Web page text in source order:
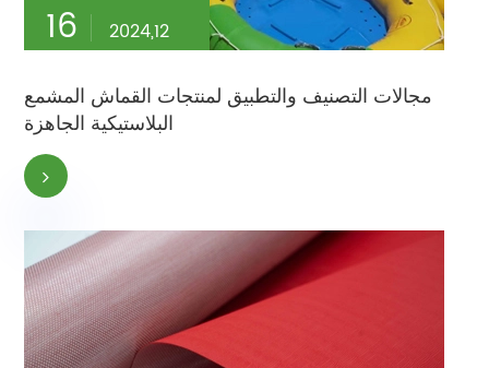
16 2024,12
مجالات التصنيف والتطبيق لمنتجات القماش المشمع
البلاستيكية الجاهزة